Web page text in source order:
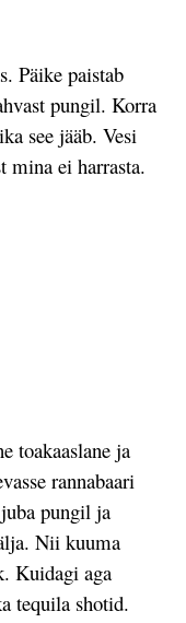
Päike paistab
pungil. Korra
see jääb. Vesi
ei harrasta.
toakaaslane ja
rannabaari
pungil ja
Nii kuuma
Kuidagi aga
tequila shotid.